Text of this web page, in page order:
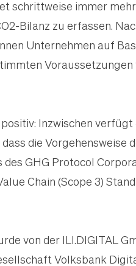
schrittweise immer
Bilanz zu erfassen.
Unternehmen auf
Inzwischen
die Vorgehensweise
des GHG Protocol
Chain (Scope 3)
von der ILI.DIGITAL
Volksbank